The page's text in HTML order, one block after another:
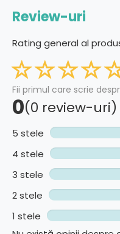
Review-uri
Rating general al
Fii primul care scrie
0(0 review-uri)
5 stele
4 stele
3 stele
2 stele
1 stele